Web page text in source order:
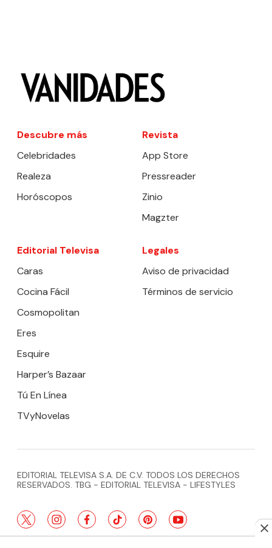
Descubre más
Celebridades
Realeza
Horóscopos
Revista
App Store
Pressreader
Zinio
Magzter
Editorial Televisa
Caras
Cocina Fácil
Cosmopolitan
Eres
Esquire
Harper’s Bazaar
Tú En Línea
TVyNovelas
Legales
Aviso de privacidad
Términos de servicio
EDITORIAL TELEVISA S.A. DE C.V. TODOS LOS DERECHOS
RESERVADOS. TBG - EDITORIAL TELEVISA - LIFESTYLES
twitterinstagramfacebooktiktokpinterestyoutube